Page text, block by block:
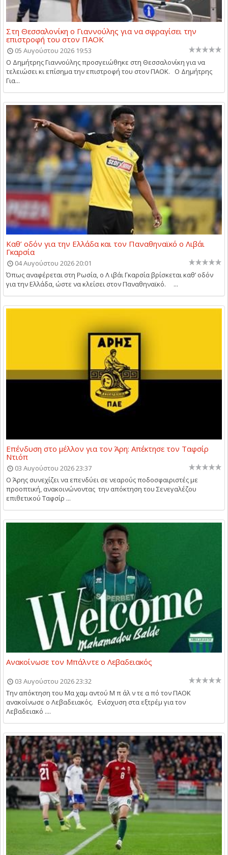
Στη Θεσσαλονίκη ο Γιαννούλης για να σφραγίσει την
επιστροφή του στον ΠΑΟΚ
05 Αυγούστου 2026 19:53
Ο Δημήτρης Γιαννούλης προσγειώθηκε στη Θεσσαλονίκη για να
τελειώσει κι επίσημα την επιστροφή του στον ΠΑΟΚ. Ο Δημήτρης
Για...
Καθ’ οδόν για την Ελλάδα και τον Παναθηναϊκό ο Λιβάι
Γκαρσία
04 Αυγούστου 2026 20:01
Όπως αναφέρεται στη Ρωσία, ο Λ ιβάι Γκαρσία βρίσκεται καθ’ οδόν
για την Ελλάδα, ώστε να κλείσει στον Παναθηναϊκό. ...
Επένδυση στο μέλλον για τον Άρη: Απέκτησε τον Ταφσίρ
Ντιόπ
03 Αυγούστου 2026 23:37
Ο Άρης συνεχίζει να επενδύει σε νεαρούς ποδοσφαιριστές με
προοπτική, ανακοινώνοντας την απόκτηση του Σενεγαλέζου
επιθετικού Ταφσίρ ...
Ανακοίνωσε τον Μπάλντε ο Λεβαδειακός
03 Αυγούστου 2026 23:32
Την απόκτηση του Μα χαμ αντού Μ π άλ ν τε α πό τον ΠΑΟΚ
ανακοίνωσε ο Λεβαδειακός. Ενίσχυση στα εξτρέμ για τον
Λεβαδειακό ....